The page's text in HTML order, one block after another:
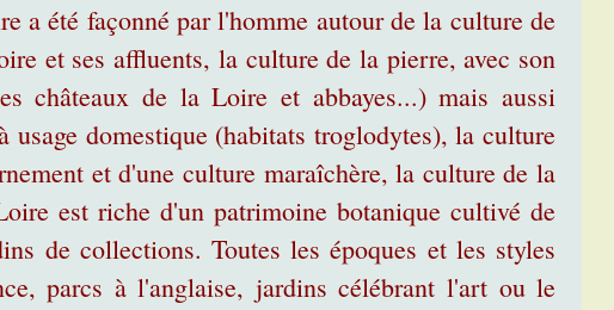
a été façonné par l'homme autour de la culture de
et ses affluents, la culture de la pierre, avec son
châteaux de la Loire et abbayes...) mais aussi
domestique (habitats troglodytes), la culture
et d'une culture maraîchère, la culture de la
est riche d'un patrimoine botanique cultivé de
de collections. Toutes les époques et les styles
parcs à l'anglaise, jardins célébrant l'art ou le